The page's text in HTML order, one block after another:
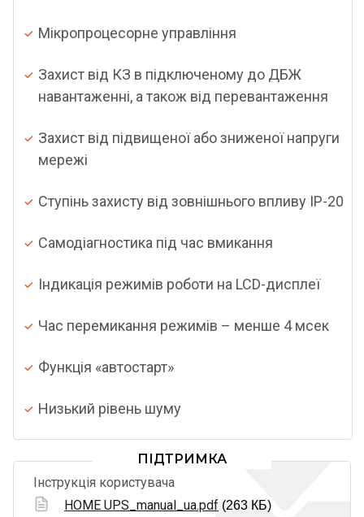
Мікропроцесорне управління
Захист від КЗ в підключеному до ДБЖ
навантаженні, а також від перевантаження
Захист від підвищеної або зниженої напруги
мережі
Ступінь захисту від зовнішнього впливу IP-20
Самодіагностика під час вмикання
Індикація режимів роботи на LCD-дисплеї
Час перемикання режимів – менше 4 мсек
Функція «автостарт»
Низький рівень шуму
ПІДТРИМКА
Інструкція користувача
HOME UPS_manual_ua.pdf (263 КБ)